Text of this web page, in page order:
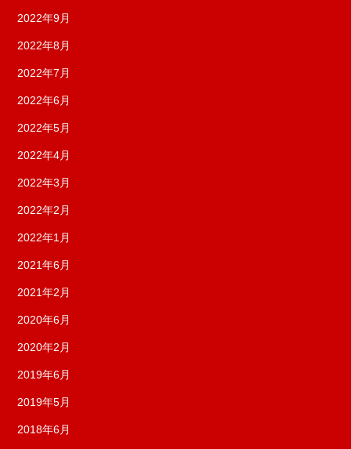
2022年9月
2022年8月
2022年7月
2022年6月
2022年5月
2022年4月
2022年3月
2022年2月
2022年1月
2021年6月
2021年2月
2020年6月
2020年2月
2019年6月
2019年5月
2018年6月